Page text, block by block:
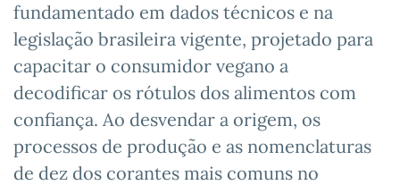
fundamentado em dados técnicos e na
legislação brasileira vigente, projetado para
capacitar o consumidor vegano a
decodificar os rótulos dos alimentos com
confiança. Ao desvendar a origem, os
processos de produção e as nomenclaturas
de dez dos corantes mais comuns no